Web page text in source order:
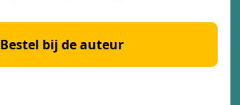
Bestel bij de auteur